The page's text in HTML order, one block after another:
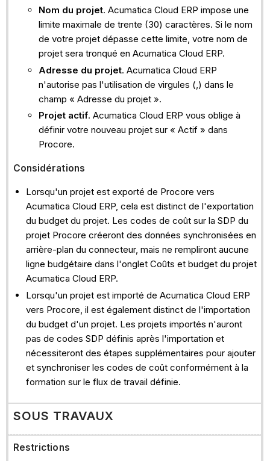
Nom du projet. Acumatica Cloud ERP impose une
limite maximale de trente (30) caractères. Si le nom
de votre projet dépasse cette limite, votre nom de
projet sera tronqué en Acumatica Cloud ERP.
Adresse du projet. Acumatica Cloud ERP
n'autorise pas l'utilisation de virgules (,) dans le
champ « Adresse du projet ».
Projet actif. Acumatica Cloud ERP vous oblige à
définir votre nouveau projet sur « Actif » dans
Procore.
Considérations
Lorsqu'un projet est exporté de Procore vers
Acumatica Cloud ERP, cela est distinct de l'exportation
du budget du projet. Les codes de coût sur la SDP du
projet Procore créeront des données synchronisées en
arrière-plan du connecteur, mais ne rempliront aucune
ligne budgétaire dans l'onglet Coûts et budget du projet
Acumatica Cloud ERP.
Lorsqu'un projet est importé de Acumatica Cloud ERP
vers Procore, il est également distinct de l'importation
du budget d'un projet. Les projets importés n'auront
pas de codes SDP définis après l'importation et
nécessiteront des étapes supplémentaires pour ajouter
et synchroniser les codes de coût conformément à la
formation sur le flux de travail définie.
SOUS TRAVAUX
Restrictions